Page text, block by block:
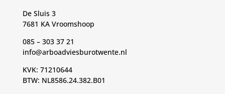
De Sluis 3
7681 KA Vroomshoop
085 – 303 37 21
info@arboadviesburotwente.nl
KVK: 71210644
BTW: NL8586.24.382.B01